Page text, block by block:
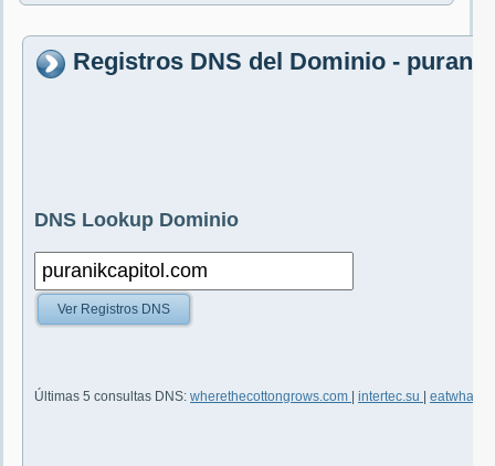
Registros DNS del Dominio -
DNS Lookup Dominio
Ver Registros DNS
Últimas 5 consultas DNS: wherethecottongrows.com intertec.su